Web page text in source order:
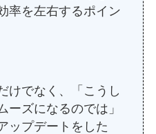
率を左右するポイン
けでなく、「こうし
ーズになるのでは」
ップデートをした